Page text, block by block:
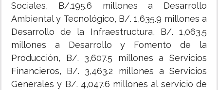
Sociales, B/.195.6 millones a Desarrollo
Ambiental y Tecnológico, B/. 1,635.9 millones a
Desarrollo de la Infraestructura, B/. 1,063.5
millones a Desarrollo y Fomento de la
Producción, B/. 3,607.5 millones a Servicios
Financieros, B/. 3,463.2 millones a Servicios
Generales y B/. 4,047.6 millones al servicio de